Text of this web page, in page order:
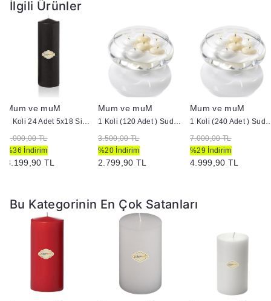
İlgili Ürünler
Mum ve muM
1 Koli 24 Adet 5x18 Siyah Silindir Kütük Mum
5.000,00 TL
%36 İndirim
3.199,90 TL
Mum ve muM
1 Koli (120 Adet ) Suda Yüzen Mum
3.500,00 TL
%20 İndirim
2.799,90 TL
Mum ve muM
1 Koli (240 Adet )
7.000,00 TL
%29 İndirim
4.999,90 TL
Bu Kategorinin En Çok Satanları